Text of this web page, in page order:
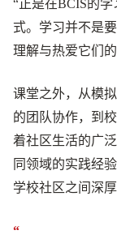
“正是在BCIS的
式。学习并不是
理解与热爱它们
课堂之外，从模
的团队协作，到
着社区生活的广
同领域的实践经
学校社区之间深
“